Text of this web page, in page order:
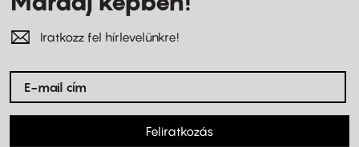
Iratkozz fel hírlevelünkre!
Feliratkozás